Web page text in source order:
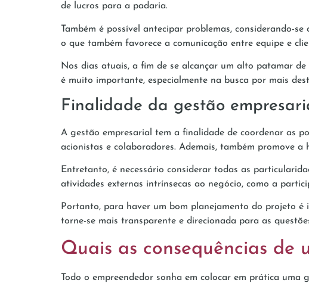
de lucros para a padaria.
Também é possível antecipar problemas, considerando-
o que também favorece a comunicação entre equipe e
Nos dias atuais, a fim de se alcançar um alto patamar
é muito importante, especialmente na busca por mais
Finalidade da gestão
A gestão empresarial tem a finalidade de coordenar as
acionistas e colaboradores. Ademais, também promove
Entretanto, é necessário considerar todas as
atividades externas intrínsecas ao negócio, como a
Portanto, para haver um bom planejamento do projeto é
torne-se mais transparente e direcionada para as
Quais as consequências
Todo o empreendedor sonha em colocar em prática